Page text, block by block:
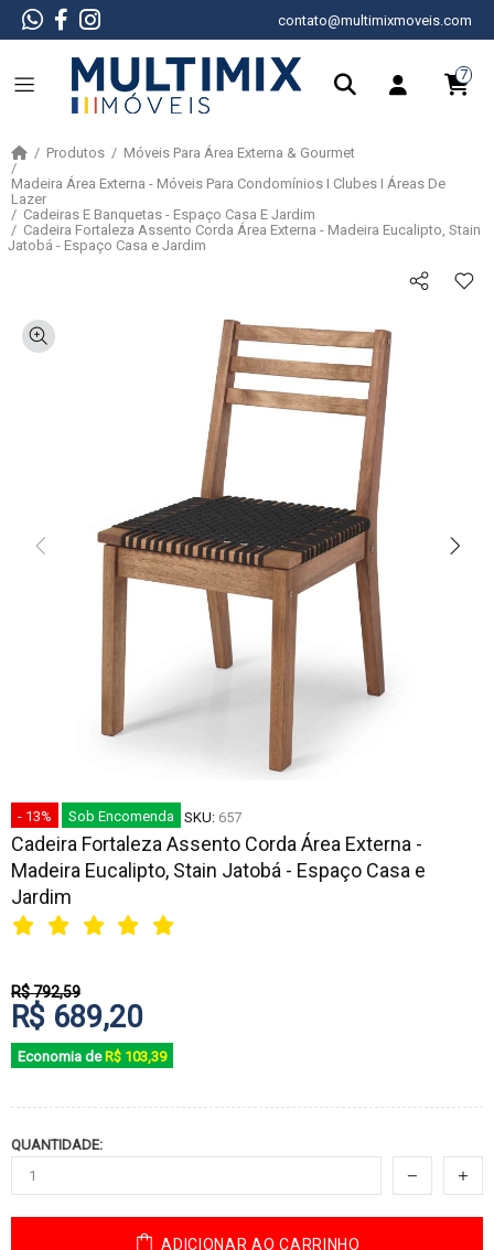
contato@multimixmoveis.com
7
Produtos
Móveis Para Área Externa & Gourmet
Madeira Área Externa - Móveis Para Condomínios I Clubes I Áreas De
Lazer
Cadeiras E Banquetas - Espaço Casa E Jardim
Cadeira Fortaleza Assento Corda Área Externa - Madeira Eucalipto, Stain
Jatobá - Espaço Casa e Jardim
- 13% Sob Encomenda SKU: 657
Cadeira Fortaleza Assento Corda Área Externa -
Madeira Eucalipto, Stain Jatobá - Espaço Casa e
Jardim
R$ 792,59
R$ 689,20
Economia de R$ 103,39
QUANTIDADE:
ADICIONAR AO CARRINHO